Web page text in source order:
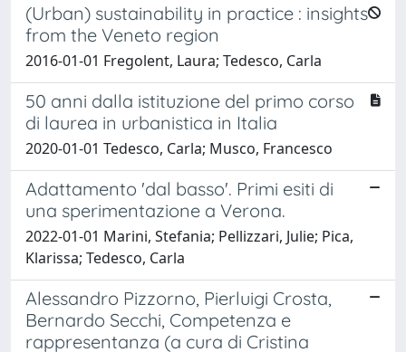
(Urban) sustainability in practice : insights
from the Veneto region
2016-01-01 Fregolent, Laura; Tedesco, Carla
50 anni dalla istituzione del primo corso
di laurea in urbanistica in Italia
2020-01-01 Tedesco, Carla; Musco, Francesco
Adattamento 'dal basso'. Primi esiti di
una sperimentazione a Verona.
2022-01-01 Marini, Stefania; Pellizzari, Julie; Pica,
Klarissa; Tedesco, Carla
Alessandro Pizzorno, Pierluigi Crosta,
Bernardo Secchi, Competenza e
rappresentanza (a cura di Cristina